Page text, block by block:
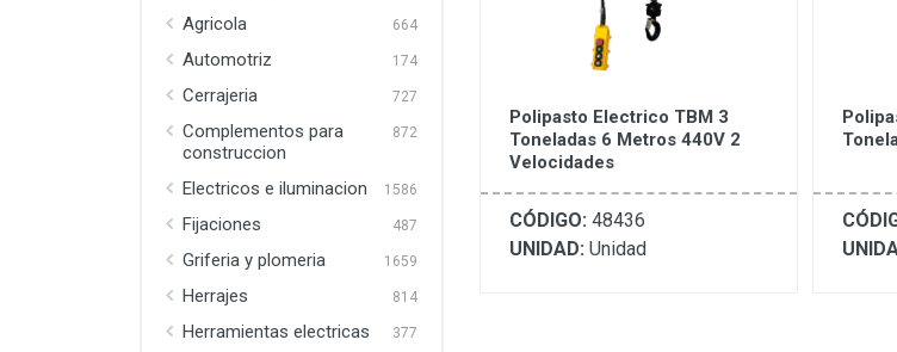
Agricola 664
Automotriz 174
Cerrajeria 727
Complementos para
construccion
872
Electricos e iluminacion 1586
Fijaciones 487
Griferia y plomeria 1659
Herrajes 814
Herramientas electricas 377
Polipasto Electrico TBM 3
Toneladas 6 Metros 440V 2
Velocidades
CÓDIGO: 48436
UNIDAD: Unidad